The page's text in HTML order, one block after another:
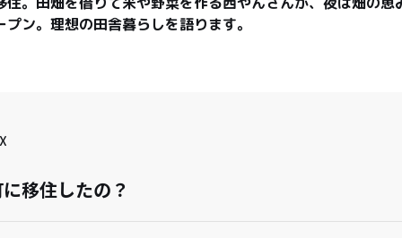
ン。理想の田舎暮らしを語ります。
移住したの？